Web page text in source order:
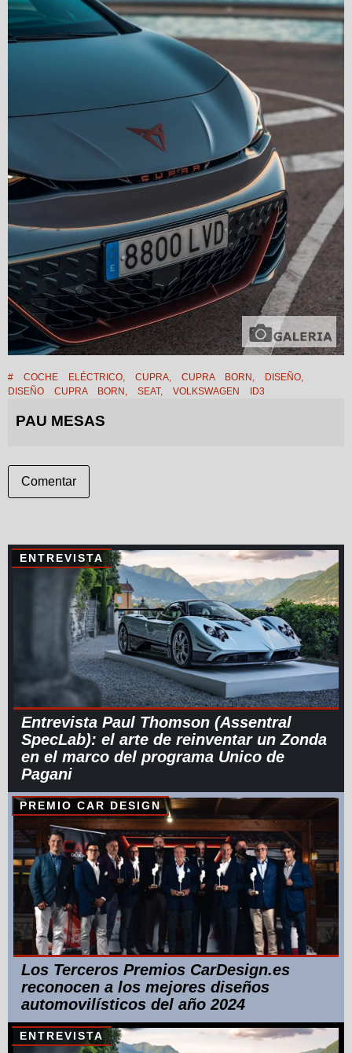
# COCHE ELÉCTRICO, CUPRA, CUPRA BORN , DISEÑO,
DISEÑO CUPRA BORN , SEAT, VOLKSWAGEN ID3
PAU MESAS
Comentar
ENTREVISTA
Entrevista Paul Thomson (Assentral
SpecLab): el arte de reinventar un Zonda
en el marco del programa Unico de
Pagani
PREMIO CAR DESIGN
Los Terceros Premios CarDesign.es
reconocen a los mejores diseños
automovilísticos del año 2024
ENTREVISTA